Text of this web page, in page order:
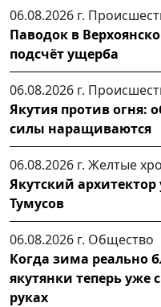
06.08.2026 г.
Паводок в
подсчёт ущерба
06.08.2026 г.
Якутия против огня:
силы наращиваются
06.08.2026 г. Желтые
Якутский
Тумусов
06.08.2026 г. Общество
Когда зима реально
якутянки теперь
руках